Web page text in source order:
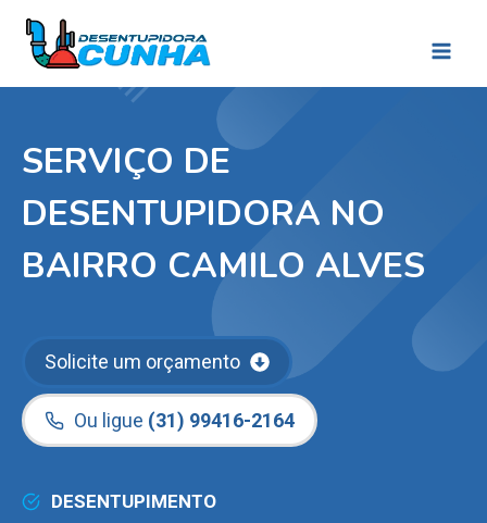
Pular
para
SERVIÇO DE
DESENTUPIDORA NO
BAIRRO CAMILO ALVES
Solicite um orçamento
Ou ligue (31) 99416-2164
DESENTUPIMENTO